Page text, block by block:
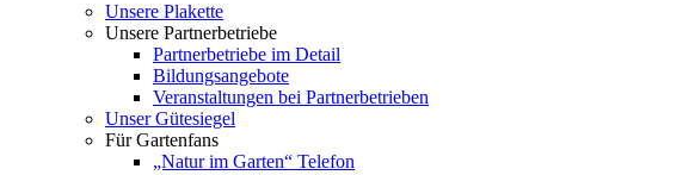
Unsere Plakette
Unsere Partnerbetriebe
Partnerbetriebe im Detail
Bildungsangebote
Veranstaltungen bei Partnerbetrieben
Unser Gütesiegel
Für Gartenfans
„Natur im Garten“ Telefon